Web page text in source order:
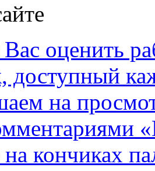
оценить
доступный
на
на кончиках